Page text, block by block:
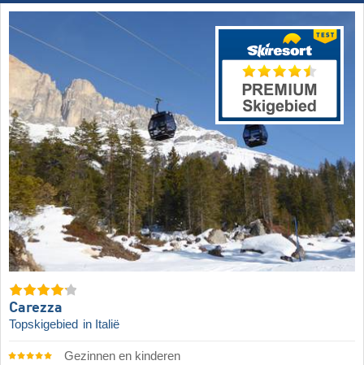
Carezza
Topskigebied in Italië
Gezinnen en kinderen